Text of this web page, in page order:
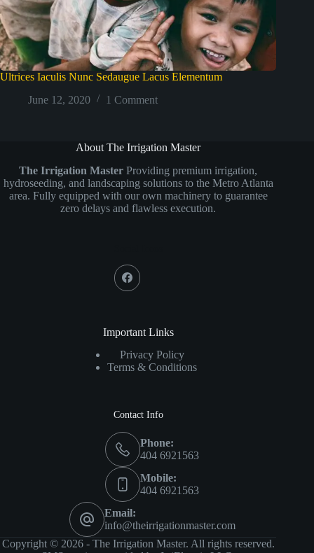
Ultrices Iaculis Nunc Sedaugue Lacus Elementum
June 12, 2020
1 Comment
About The Irrigation Master
The Irrigation Master Providing premium irrigation,
hydroseeding, and landscaping solutions to the Metro Atlanta
area. Fully equipped with our own machinery to guarantee
zero delays and flawless execution.
Important Links
Privacy Policy
Terms & Conditions
Contact Info
Phone:
404 6921563
Mobile:
404 6921563
Email:
info@theirrigationmaster.com
Copyright © 2026 - The Irrigation Master. All rights reserved.